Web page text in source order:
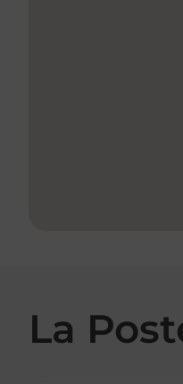
La